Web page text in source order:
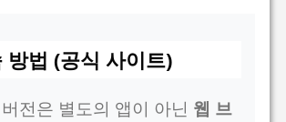
방법 (공식 사이트)
전은 별도의 앱이 아닌 웹 브